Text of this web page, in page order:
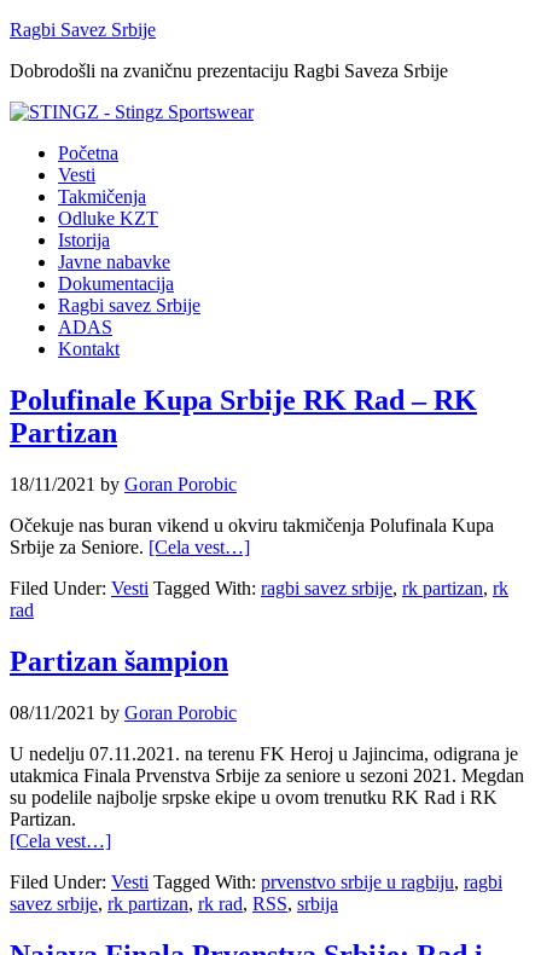
Ragbi Savez Srbije
Dobrodošli na zvaničnu prezentaciju Ragbi Saveza Srbije
Početna
Vesti
Takmičenja
Odluke KZT
Istorija
Javne nabavke
Dokumentacija
Ragbi savez Srbije
ADAS
Kontakt
Polufinale Kupa Srbije RK Rad – RK
Partizan
18/11/2021 by Goran Porobic
Očekuje nas buran vikend u okviru takmičenja Polufinala Kupa
Srbije za Seniore. [Cela vest…]
Filed Under: Vesti Tagged With: ragbi savez srbije, rk partizan, rk
rad
Partizan šampion
08/11/2021 by Goran Porobic
U nedelju 07.11.2021. na terenu FK Heroj u Jajincima, odigrana je
utakmica Finala Prvenstva Srbije za seniore u sezoni 2021. Megdan
su podelile najbolje srpske ekipe u ovom trenutku RK Rad i RK
Partizan.
[Cela vest…]
Filed Under: Vesti Tagged With: prvenstvo srbije u ragbiju, ragbi
savez srbije, rk partizan, rk rad, RSS, srbija